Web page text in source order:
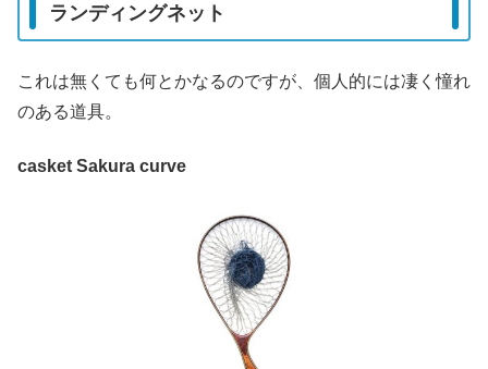
ランディングネット
これは無くても何とかなるのですが、個人的には凄く憧れ
のある道具。
casket Sakura curve